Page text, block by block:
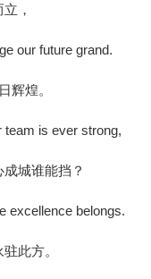
，
our future grand.
辉煌。
team is ever strong,
城谁能挡？
excellence belongs.
此方。